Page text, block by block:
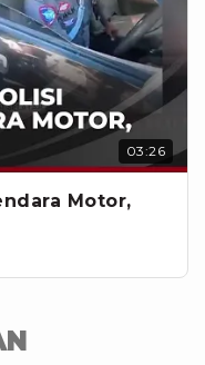
03:26
Motor,